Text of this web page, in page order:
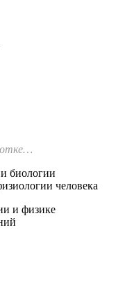
биологии
человека
и физике